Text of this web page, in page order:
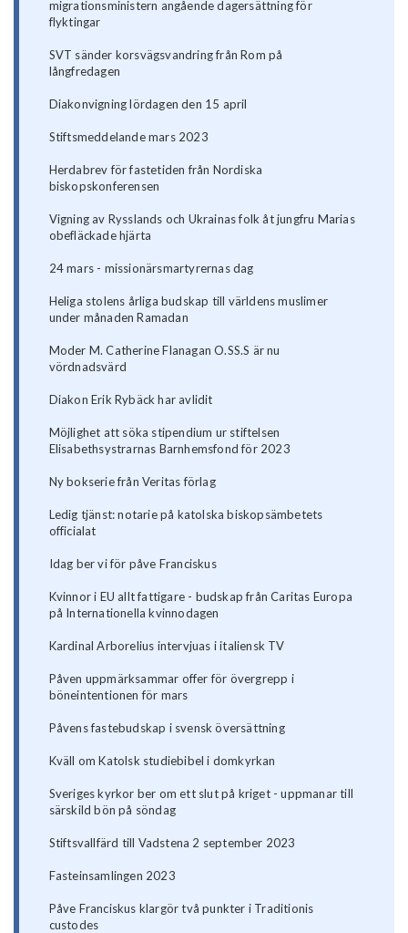
migrationsministern angående dagersättning för
flyktingar
SVT sänder korsvägsvandring från Rom på
långfredagen
Diakonvigning lördagen den 15 april
Stiftsmeddelande mars 2023
Herdabrev för fastetiden från Nordiska
biskopskonferensen
Vigning av Rysslands och Ukrainas folk åt jungfru Marias
obefläckade hjärta
24 mars - missionärsmartyrernas dag
Heliga stolens årliga budskap till världens muslimer
under månaden Ramadan
Moder M. Catherine Flanagan O.SS.S är nu
vördnadsvärd
Diakon Erik Rybäck har avlidit
Möjlighet att söka stipendium ur stiftelsen
Elisabethsystrarnas Barnhemsfond för 2023
Ny bokserie från Veritas förlag
Ledig tjänst: notarie på katolska biskopsämbetets
officialat
Idag ber vi för påve Franciskus
Kvinnor i EU allt fattigare - budskap från Caritas Europa
på Internationella kvinnodagen
Kardinal Arborelius intervjuas i italiensk TV
Påven uppmärksammar offer för övergrepp i
böneintentionen för mars
Påvens fastebudskap i svensk översättning
Kväll om Katolsk studiebibel i domkyrkan
Sveriges kyrkor ber om ett slut på kriget - uppmanar till
särskild bön på söndag
Stiftsvallfärd till Vadstena 2 september 2023
Fasteinsamlingen 2023
Påve Franciskus klargör två punkter i Traditionis
custodes